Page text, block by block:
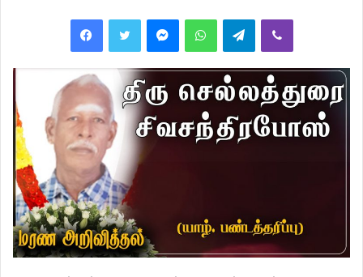
FacebookTwitter MessengerWhatsAppTelegramViber